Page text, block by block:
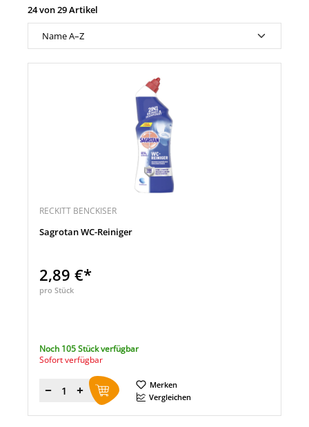
24 von 29 Artikel
RECKITT BENCKISER
Sagrotan WC-Reiniger
2,89 €*
pro Stück
Noch 105 Stück verfügbar
Sofort verfügbar
Menge
Merken
Vergleichen